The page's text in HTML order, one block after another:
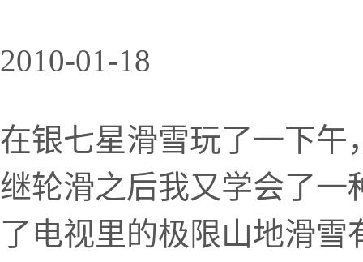
2010-01-18
在银七星滑雪玩了一下午
继轮滑之后我又学会了一
了电视里的极限山地滑